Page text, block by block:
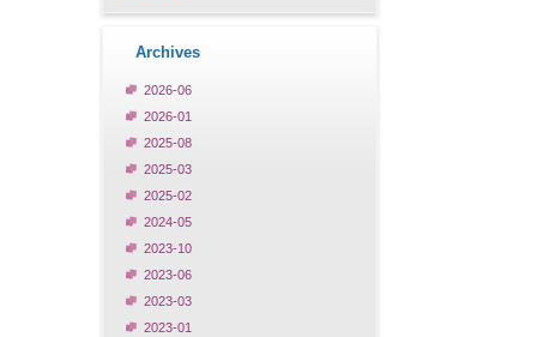
Archives
2026-06
2026-01
2025-08
2025-03
2025-02
2024-05
2023-10
2023-06
2023-03
2023-01